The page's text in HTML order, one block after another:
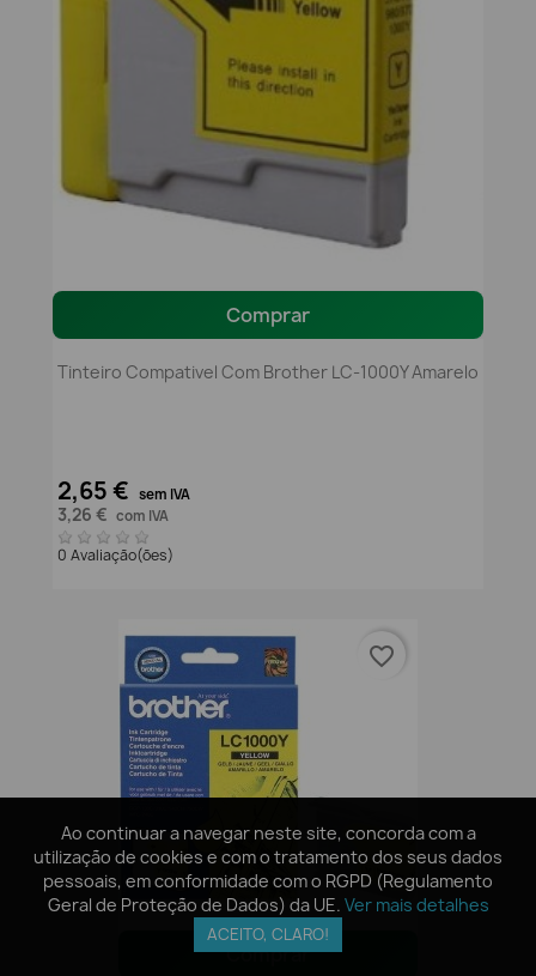
Ao continuar a navegar neste site, concorda com a
utilização de cookies e com o tratamento dos seus dados
pessoais, em conformidade com o RGPD (Regulamento
Geral de Proteção de Dados) da UE. Ver mais detalhes
ACEITO, CLARO!
Comprar
Tinteiro Compativel Com Brother LC-1000Y Amarelo
2,65 € sem IVA
3,26 € com IVA
0 Avaliação(ões)
Comprar
favorite_border
Ao continuar a navegar neste site, concorda com a
utilização de cookies e com o tratamento dos seus dados
pessoais, em conformidade com o RGPD (Regulamento
Geral de Proteção de Dados) da UE. Ver mais detalhes
ACEITO, CLARO!